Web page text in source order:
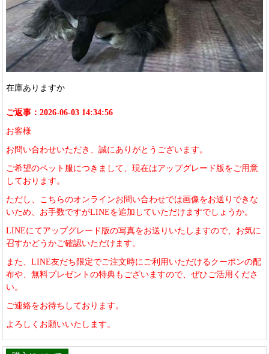
在庫ありますか
ご返事：2026-06-03 14:34:56
お客様
お問い合わせいただき、誠にありがとうございます。
ご希望のペット服につきまして、現在はアップグレード版をご用意
しております。
ただし、こちらのオンラインお問い合わせでは画像をお送りできな
いため、お手数ですがLINEを追加していただけますでしょうか。
LINEにてアップグレード版の写真をお送りいたしますので、お気に
召すかどうかご確認いただけます。
また、LINE友だち限定でご注文時にご利用いただけるクーポンの配
布や、無料プレゼントの特典もございますので、ぜひご活用くださ
い。
ご連絡をお待ちしております。
よろしくお願いいたします。